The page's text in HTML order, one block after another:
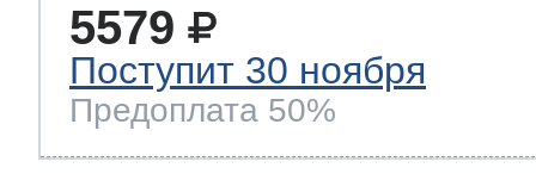
5579
Поступит 30 ноября
Предоплата 50%